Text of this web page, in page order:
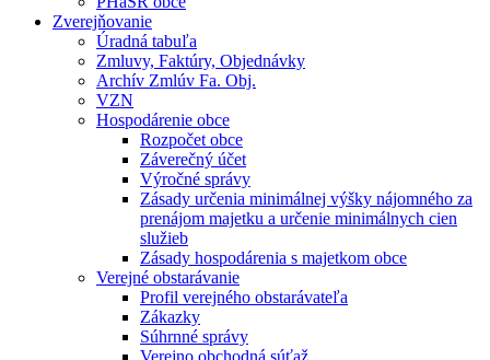
Zverejňovanie
Úradná tabuľa
Zmluvy, Faktúry, Objednávky
Archív Zmlúv Fa. Obj.
VZN
Hospodárenie obce
Rozpočet obce
Záverečný účet
Výročné správy
Zásady určenia minimálnej výšky nájomného za
prenájom majetku a určenie minimálnych cien
služieb
Zásady hospodárenia s majetkom obce
Verejné obstarávanie
Profil verejného obstarávateľa
Zákazky
Súhrnné správy
Verejno obchodná súťaž